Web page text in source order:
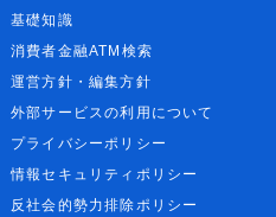
基礎知識
消費者金融ATM検索
運営方針・編集方針
外部サービスの利用について
プライバシーポリシー
情報セキュリティポリシー
反社会的勢力排除ポリシー